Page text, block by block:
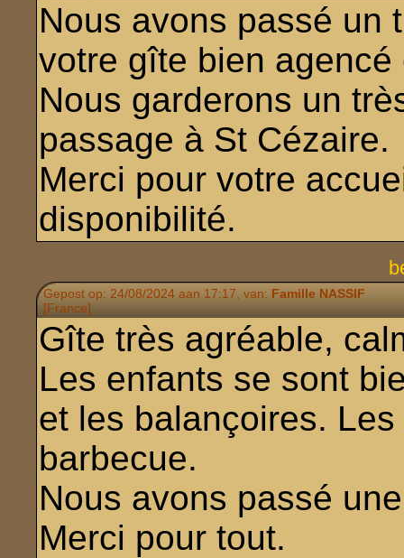
Nous avons passé un
votre gîte bien
Nous garderons un
passage à St Cézaire.
Merci pour votre
disponibilité.
Gepost op: 24/08/2024 aan 17:17, van: Famille NASSIF
[France]
Gîte très agréable,
Les enfants se sont
et les balançoires.
barbecue.
Nous avons passé
Merci pour tout.